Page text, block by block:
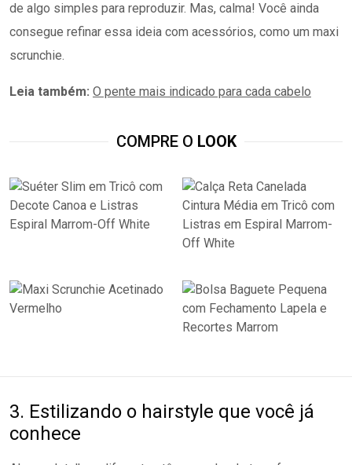
de algo simples para reproduzir. Mas, calma! Você ainda
consegue refinar essa ideia com acessórios, como um maxi
scrunchie.
Leia também: O pente mais indicado para cada cabelo
COMPRE O LOOK
3. Estilizando o hairstyle que você já
conhece